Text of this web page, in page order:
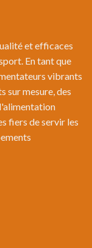
et efficaces
En tant que
vibrants
sur mesure, des
fiers de servir les